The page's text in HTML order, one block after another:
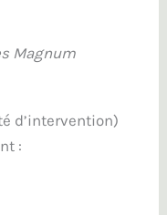
Magnum
d’intervention)
: